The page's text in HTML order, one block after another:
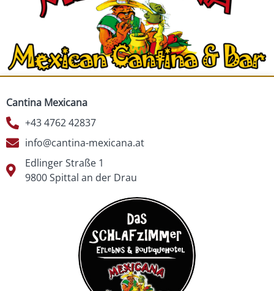
Cantina Mexicana
+43 4762 42837
info@cantina-mexicana.at
Edlinger Straße 1
9800 Spittal an der Drau